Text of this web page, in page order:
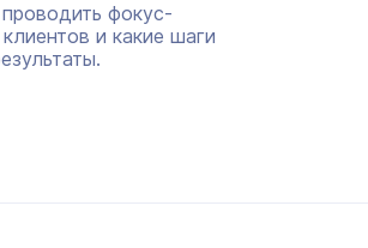
фокус-
и какие шаги